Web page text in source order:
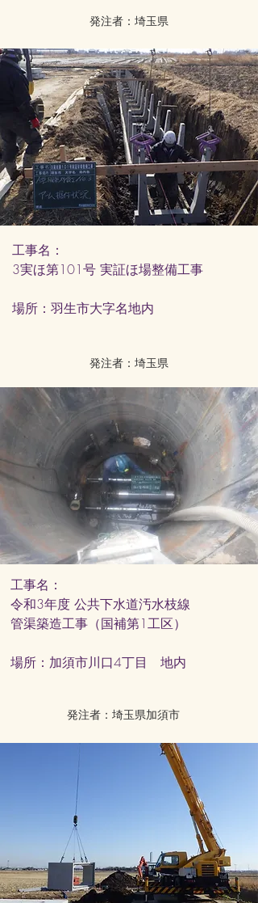
発注者：埼玉県
発注者：埼玉県
工事名：
3実ほ第101号 実証ほ場整備工事
​場所：羽生市大字名地内
工事名：
令和3年度 公共下水道汚水枝線
管渠築造工事（国補第1工区）
​場所：加須市川口4丁目 地内
発注者：埼玉県加須市